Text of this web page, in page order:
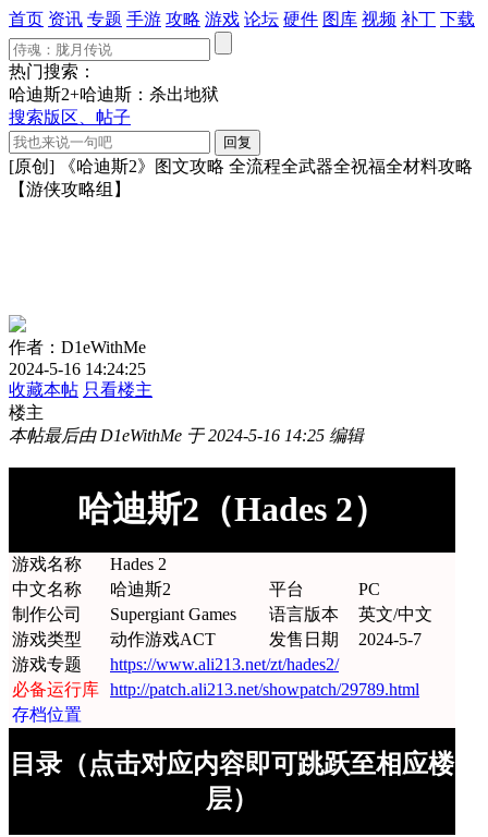
首页 资讯 专题 手游 攻略 游戏 论坛 硬件 图库 视频 补丁 下载
热门搜索：
哈迪斯2+哈迪斯：杀出地狱
搜索版区、帖子
[原创] 《哈迪斯2》图文攻略 全流程全武器全祝福全材料攻略
【游侠攻略组】
作者：D1eWithMe
2024-5-16 14:24:25
收藏本帖 只看楼主
楼主
本帖最后由 D1eWithMe 于 2024-5-16 14:25 编辑
哈迪斯2（Hades 2）
游戏名称
Hades 2
中文名称
哈迪斯2 平台
PC
制作公司
Supergiant Games 语言版本
英文/中文
游戏类型
动作游戏ACT 发售日期
2024-5-7
游戏专题
https://www.ali213.net/zt/hades2/
必备运行库 http://patch.ali213.net/showpatch/29789.html
存档位置
目录（点击对应内容即可跳跃至相应楼
层）